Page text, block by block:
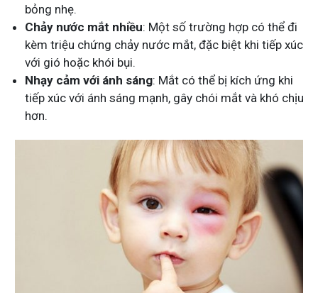
bỏng nhẹ.
Chảy nước mắt nhiều: Một số trường hợp có thể đi
kèm triệu chứng chảy nước mắt, đặc biệt khi tiếp xúc
với gió hoặc khói bụi.
Nhạy cảm với ánh sáng: Mắt có thể bị kích ứng khi
tiếp xúc với ánh sáng mạnh, gây chói mắt và khó chịu
hơn​.